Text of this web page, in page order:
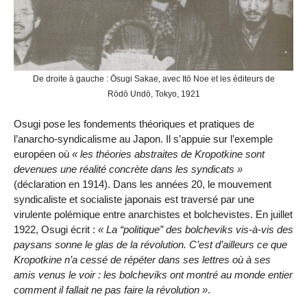
De droite à gauche : Ōsugi Sakae, avec Itō Noe et les éditeurs de
Rōdō Undō, Tokyo, 1921
Osugi pose les fondements théoriques et pratiques de
l’anarcho-syndicalisme au Japon. Il s’appuie sur l’exemple
européen où
les théories abstraites de Kropotkine sont
devenues une réalité concrète dans les syndicats
(déclaration en 1914). Dans les années 20, le mouvement
syndicaliste et socialiste japonais est traversé par une
virulente polémique entre anarchistes et bolchevistes. En juillet
1922, Osugi écrit :
La politique des bolcheviks vis-à-vis des
paysans sonne le glas de la révolution. C’est d’ailleurs ce que
Kropotkine n’a cessé de répéter dans ses lettres où à ses
amis venus le voir : les bolcheviks ont montré au monde entier
comment il fallait ne pas faire la révolution
.